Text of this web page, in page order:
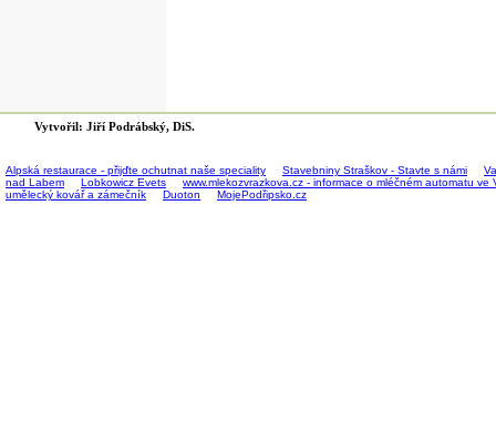
Vytvořil: Jiří Podrábský, DiS.
Alpská restaurace - přijďte ochutnat naše speciality Stavebniny Straškov - Stavte s námi
nad Labem
Lobkowicz Evets
www.mlekozvrazkova.cz - informace o mléčném automatu
umělecký kovář a zámečník
Duoton MojePodřipsko.cz